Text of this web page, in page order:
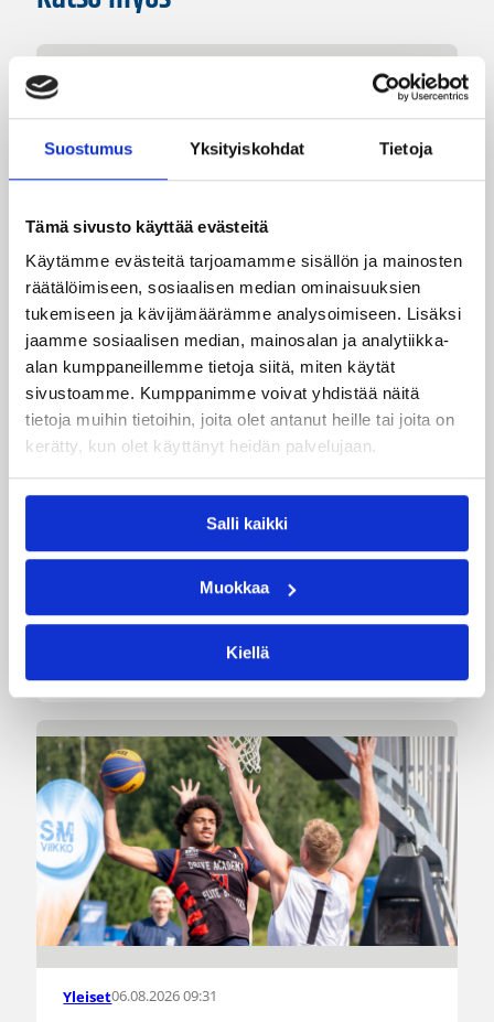
Suostumus Yksityiskohdat Tietoja
Tämä sivusto käyttää evästeitä
Käytämme evästeitä tarjoamamme sisällön ja mainosten
räätälöimiseen, sosiaalisen median ominaisuuksien
tukemiseen ja kävijämäärämme analysoimiseen. Lisäksi
jaamme sosiaalisen median, mainosalan ja analytiikka-
alan kumppaneillemme tietoja siitä, miten käytät
sivustoamme. Kumppanimme voivat yhdistää näitä
tietoja muihin tietoihin, joita olet antanut heille tai joita on
kerätty, kun olet käyttänyt heidän palvelujaan.
Salli kaikki
Muokkaa
Kiellä
Maajoukkueet 06.08.2026 10:14
Edulliset liput Susijengin ja
Susiladiesin elokuun
kotimaaotteluihin nyt
myynnissä
Susiladiesin elokuun kotiturnaus ja Susijengin
Islanti-kotimaaottelu lähestyvät. Susijengin MM-
jatkokarsintaotteluun Ruotsia vastaan on
Yleiset06.08.2026 09:31